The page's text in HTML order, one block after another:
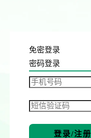
免密登录
密码登录
登录/注册